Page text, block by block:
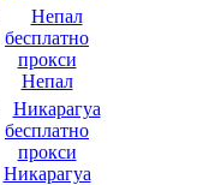
Непал
Никарагуа